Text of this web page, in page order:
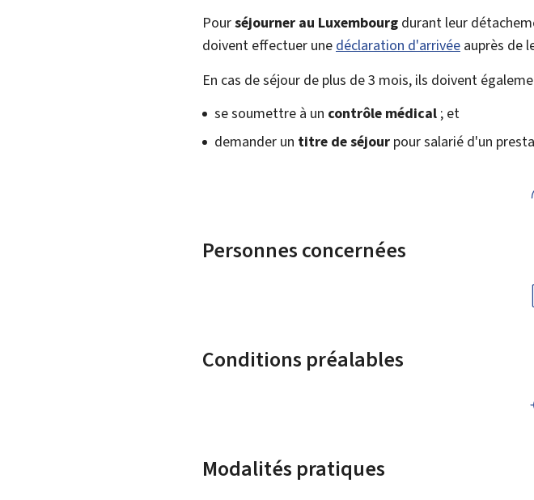
Pourséjourner au Luxembourg durant leur
doivent effectuer une déclaration d'arrivée auprès de
En cas de séjour de plus de 3 mois, ils doivent
se soumettre à un contrôle médical ; et
demander un titre de séjour pour salarié d'un
Personnes concernées
Conditions préalables
Modalités pratiques